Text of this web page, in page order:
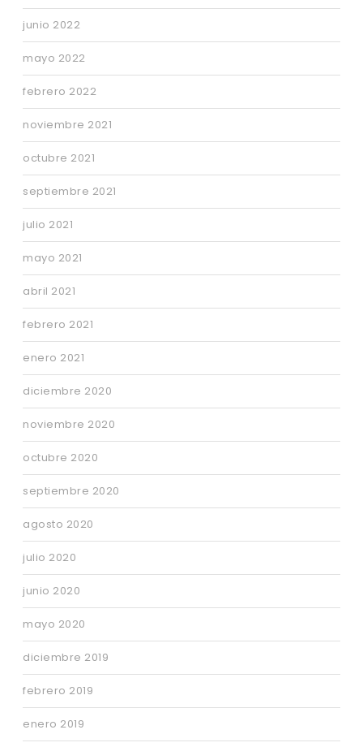
junio 2022
mayo 2022
febrero 2022
noviembre 2021
octubre 2021
septiembre 2021
julio 2021
mayo 2021
abril 2021
febrero 2021
enero 2021
diciembre 2020
noviembre 2020
octubre 2020
septiembre 2020
agosto 2020
julio 2020
junio 2020
mayo 2020
diciembre 2019
febrero 2019
enero 2019